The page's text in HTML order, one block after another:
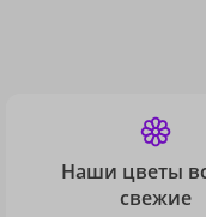
Наши цветы
свежие